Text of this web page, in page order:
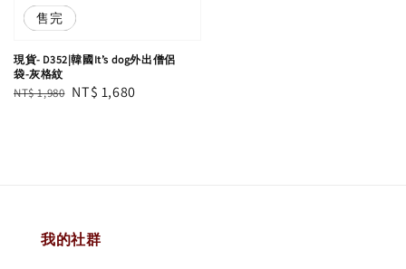
優惠
售完
現貨- D352|韓國It’s dog外出僧侶
袋-灰格紋
Regular
NT$ 1,980 Sale
NT$ 1,680
我的社群